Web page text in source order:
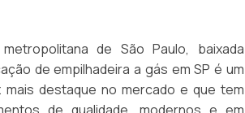
de São Paulo, baixada
de empilhadeira a gás em SP é um
destaque no mercado e que tem